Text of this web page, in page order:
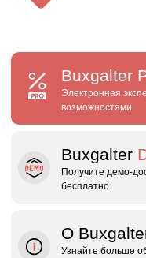
Buxgalter
Электронная
возможностями
Buxgalter
Получите
бесплатно
О
Узнайте больше